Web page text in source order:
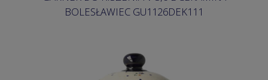
BOLESŁAWIEC GU1126DEK111